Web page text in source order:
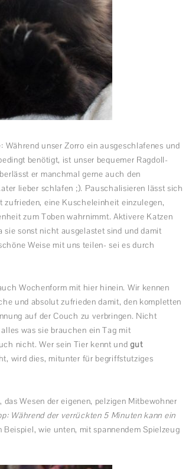
unser Zorro ein ausgeschlafenes und
benötigt, ist unser bequemer Ragdoll-
er manchmal gerne auch den
lieber schlafen ;). Pauschalisieren lässt sich
eine Kuscheleinheit einzulegen,
zum Toben wahrnimmt. Aktivere Katzen
sie sonst nicht ausgelastet sind und damit
Weise mit uns teilen- sei es durch
Wochenform mit hier hinein. Wir kennen
und absolut zufrieden damit, den kompletten
auf der Couch zu verbringen. Nicht
was sie brauchen ein Tag mit
nicht. Wer sein Tier kennt undgut
wird dies, mitunter für begriffstutziges
Wesen der eigenen, pelzigen Mitbewohner
Während der verrückten 5 Minuten kann ein
Beispiel, wie unten, mit spannendem Spielzeug